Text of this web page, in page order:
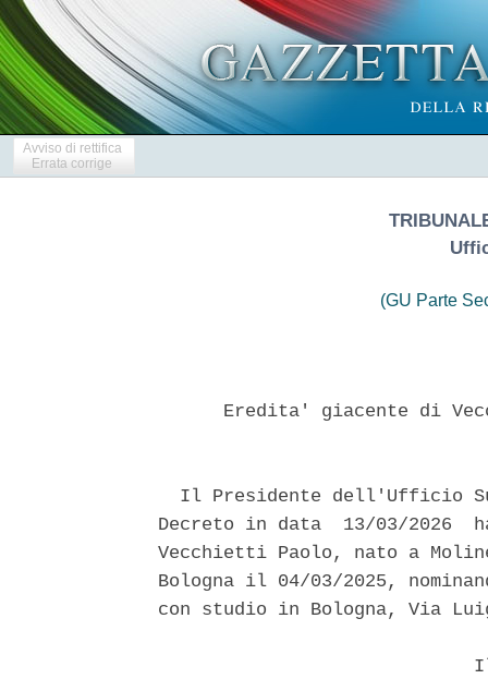
Avviso di rettifica
Errata corrige
(GU Parte
Eredita' giacente di
Il Presidente dell'Ufficio
Decreto in data  13/03/
Vecchietti Paolo, nato a
Bologna il 04/03/2025,
con studio in Bologna, Via